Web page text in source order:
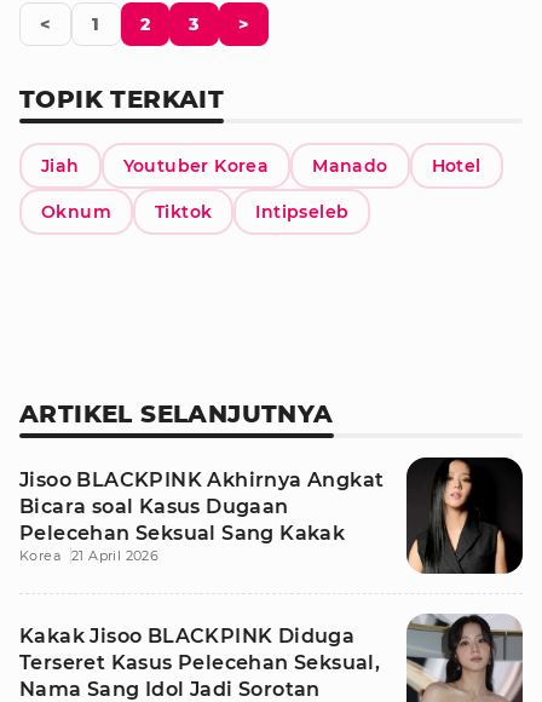
< 1 2 3 >
TOPIK TERKAIT
Jiah Youtuber Korea Manado Hotel
Oknum Tiktok Intipseleb
ARTIKEL SELANJUTNYA
Jisoo BLACKPINK Akhirnya Angkat
Bicara soal Kasus Dugaan
Pelecehan Seksual Sang Kakak
Korea 21 April 2026
Kakak Jisoo BLACKPINK Diduga
Terseret Kasus Pelecehan Seksual,
Nama Sang Idol Jadi Sorotan